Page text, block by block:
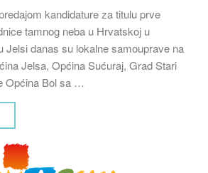
kandidature za titulu prve
tamnog neba u Hrvatskoj u
Jelsi danas su lokalne samouprave na
Jelsa, Općina Sućuraj, Grad Stari
Općina Bol sa …